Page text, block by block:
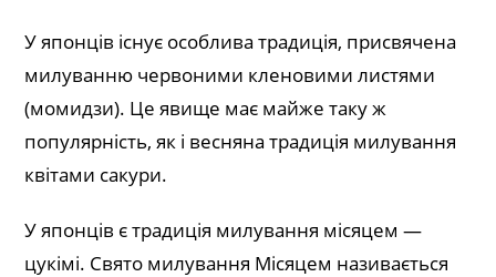
У японців існує особлива традиція, присвячена
милуванню червоними кленовими листями
(момидзи). Це явище має майже таку ж
популярність, як і весняна традиція милування
квітами сакури.
У японців є традиція милування місяцем —
цукімі. Свято милування Місяцем називається